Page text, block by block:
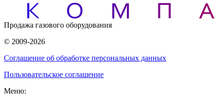
Продажа газового оборудования
© 2009-2026
Соглашение об обработке персональных данных
Пользовательское соглашение
Меню: